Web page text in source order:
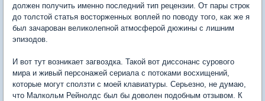
должен получить именно последний тип рецензии. От пары строк
до толстой статья восторженных воплей по поводу того, как же я
был зачарован великолепной атмосферой дюжины с лишним
эпизодов.
И вот тут возникает загвоздка. Такой вот диссонанс сурового
мира и живый персонажей сериала с потоками восхищений,
которые могут сползти с моей клавиатуры. Серьезно, не думаю,
что Малкольм Рейнолдс был бы доволен подобным отзывом. К